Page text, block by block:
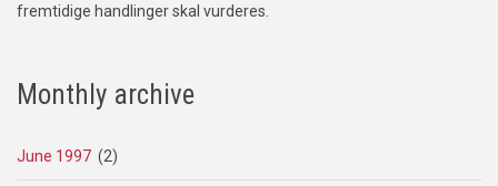
fremtidige handlinger skal vurderes.
Monthly archive
June 1997 (2)